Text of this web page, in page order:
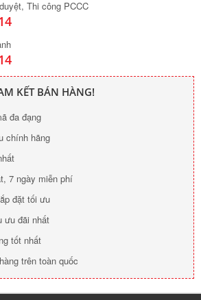
Thi công PCCC
KẾT BÁN HÀNG!
đa đạng
chính hãng
7 ngày miễn phí
đặt tối ưu
ưu đãi nhất
tốt nhất
trên toàn quốc